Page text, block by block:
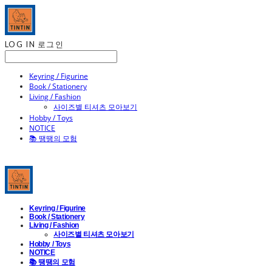
LOG IN 로그인
Keyring / Figurine
Book / Stationery
Living / Fashion
사이즈별 티셔츠 모아보기
Hobby / Toys
NOTICE
📚 땡땡의 모험
Keyring / Figurine
Book / Stationery
Living / Fashion
사이즈별 티셔츠 모아보기
Hobby / Toys
NOTICE
📚 땡땡의 모험